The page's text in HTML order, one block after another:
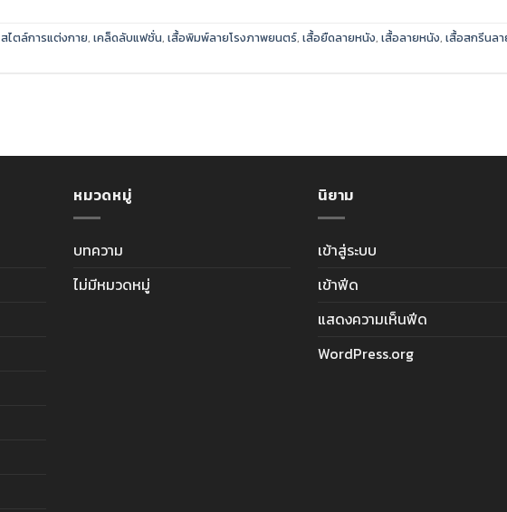
สไตล์การแต่งกาย, เคล็ดลับแฟชั่น, เสื้อพิมพ์ลายโรงภาพยนตร์, เสื้อยืดลายหนัง, เสื้อลายหนัง, เสื้อสกรีนล
หมวดหมู่
บทความ
ไม่มีหมวดหมู่
นิยาม
เข้าสู่ระบบ
เข้าฟีด
แสดงความเห็นฟีด
WordPress.org